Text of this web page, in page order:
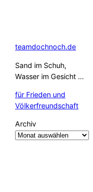
teamdochnoch.de
Sand im Schuh,
Wasser im Gesicht …
für Frieden und
Völkerfreundschaft
Archiv